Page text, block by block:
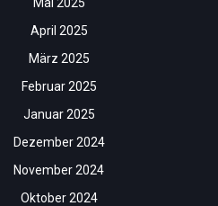
April 2025
März 2025
Februar 2025
Januar 2025
Dezember 2024
November 2024
Oktober 2024